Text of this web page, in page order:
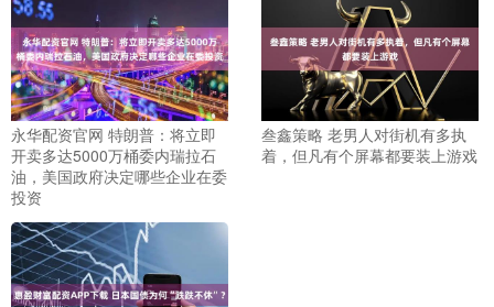
永华配资官网 特朗普：将立即
开卖多达5000万桶委内瑞拉石
油，美国政府决定哪些企业在委
投资
叁鑫策略 老男人对街机有多执
着，但凡有个屏幕都要装上游戏